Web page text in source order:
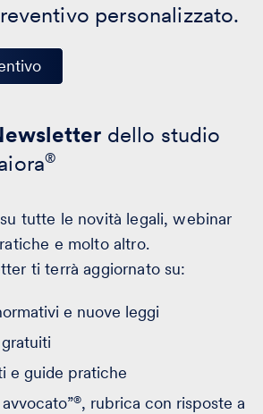
personalizzato.
dello studio
®
tutte le novità legali, webinar
e molto altro.
ti terrà aggiornato su:
e nuove leggi
e guide pratiche
®, rubrica con risposte a